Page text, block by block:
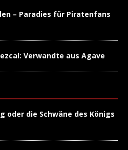
– Paradies für Piratenfans
Verwandte aus Agave
oder die Schwäne des Königs